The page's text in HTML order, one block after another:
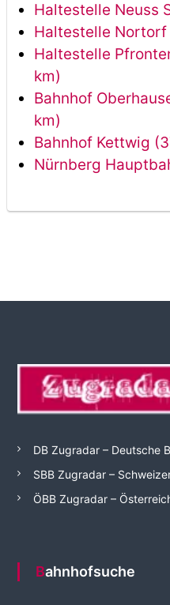
Haltestelle Neuss
Haltestelle Nortorf
Haltestelle
km)
Bahnhof
km)
Bahnhof Kettwig
Nürnberg
DB Zugradar – Deutsche
SBB Zugradar –
ÖBB Zugradar –
Bahnhofsuche